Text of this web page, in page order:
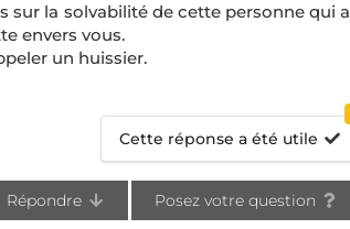
sur la solvabilité de cette personne qui a
envers vous.
un huissier.
Cette réponse a été utile
Répondre Posez votre question